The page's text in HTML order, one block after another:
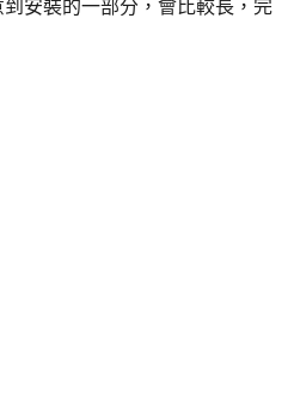
安裝的一部分，會比較長，完